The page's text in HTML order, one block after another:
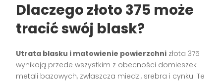
Dlaczego złoto 375 może
tracić swój blask?
Utrata blasku i matowienie powierzchni złota 375
wynikają przede wszystkim z obecności domieszek
metali bazowych, zwłaszcza miedzi, srebra i cynku. Te